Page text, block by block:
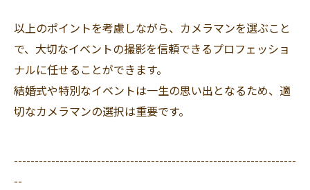
以上のポイントを考慮しながら、カメラマンを選ぶこと
で、大切なイベントの撮影を信頼できるプロフェッショ
ナルに任せることができます。
結婚式や特別なイベントは一生の思い出となるため、適
切なカメラマンの選択は重要です。
--------------------------------------------------------------------
--